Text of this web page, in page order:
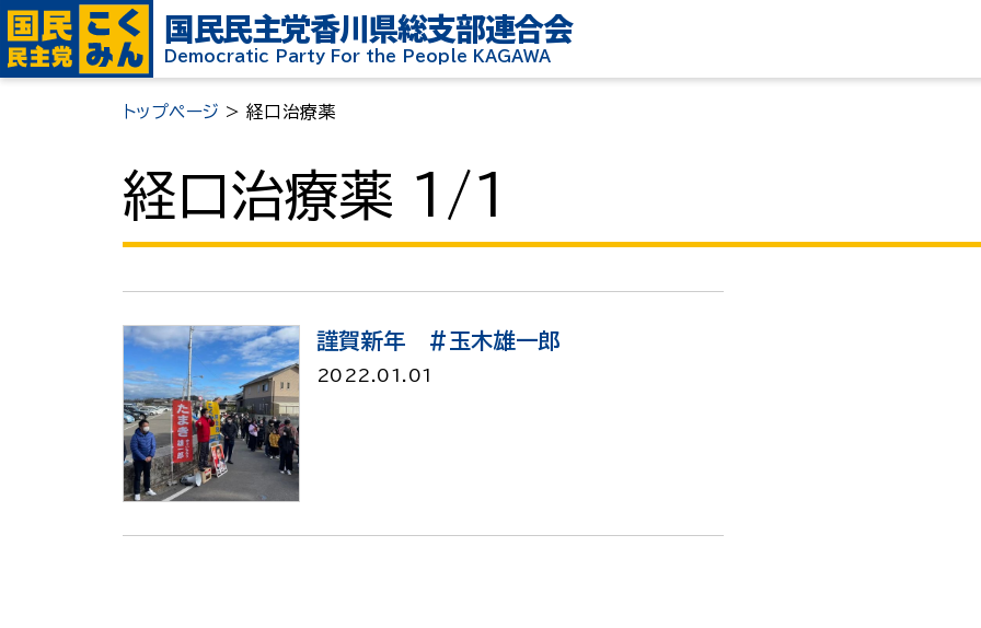
国民民主党香川県総支部連合会
Democratic Party For the People KAGAWA
トップページ > 経口治療薬
経口治療薬 1/1
謹賀新年 #玉木雄一郎
2022.01.01